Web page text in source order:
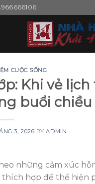
CUỘC SỐNG
Khi vẻ
buổi chiều
3, 2026 BYADMIN
những cảm xúc
hợp để thể hiện